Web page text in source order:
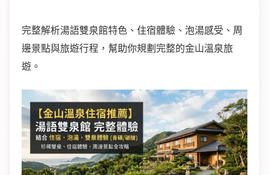
完整解析湯語雙泉館特色、住宿體驗、泡湯感受、周
邊景點與旅遊行程，幫助你規劃完整的金山溫泉旅
遊。